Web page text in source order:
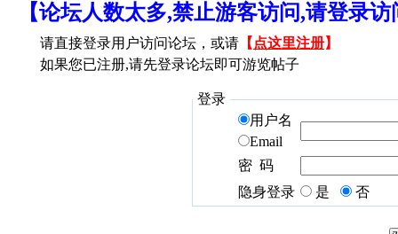
【论坛人数太多,禁止游客访问,请登录
请直接登录用户访问论坛，或请 【 点这里注册】
如果您已注册,请先登录论坛即可游览帖子
登录
用户名
Email
密 码
隐身登录
是 否